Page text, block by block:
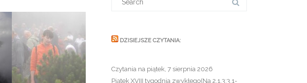
DZISIEJSZE CZYTANIA:
Czytania na piątek, 7 sierpnia 2026
Piątek XVIII tygodnia zwykłego(Na 2,1.3;3,1-